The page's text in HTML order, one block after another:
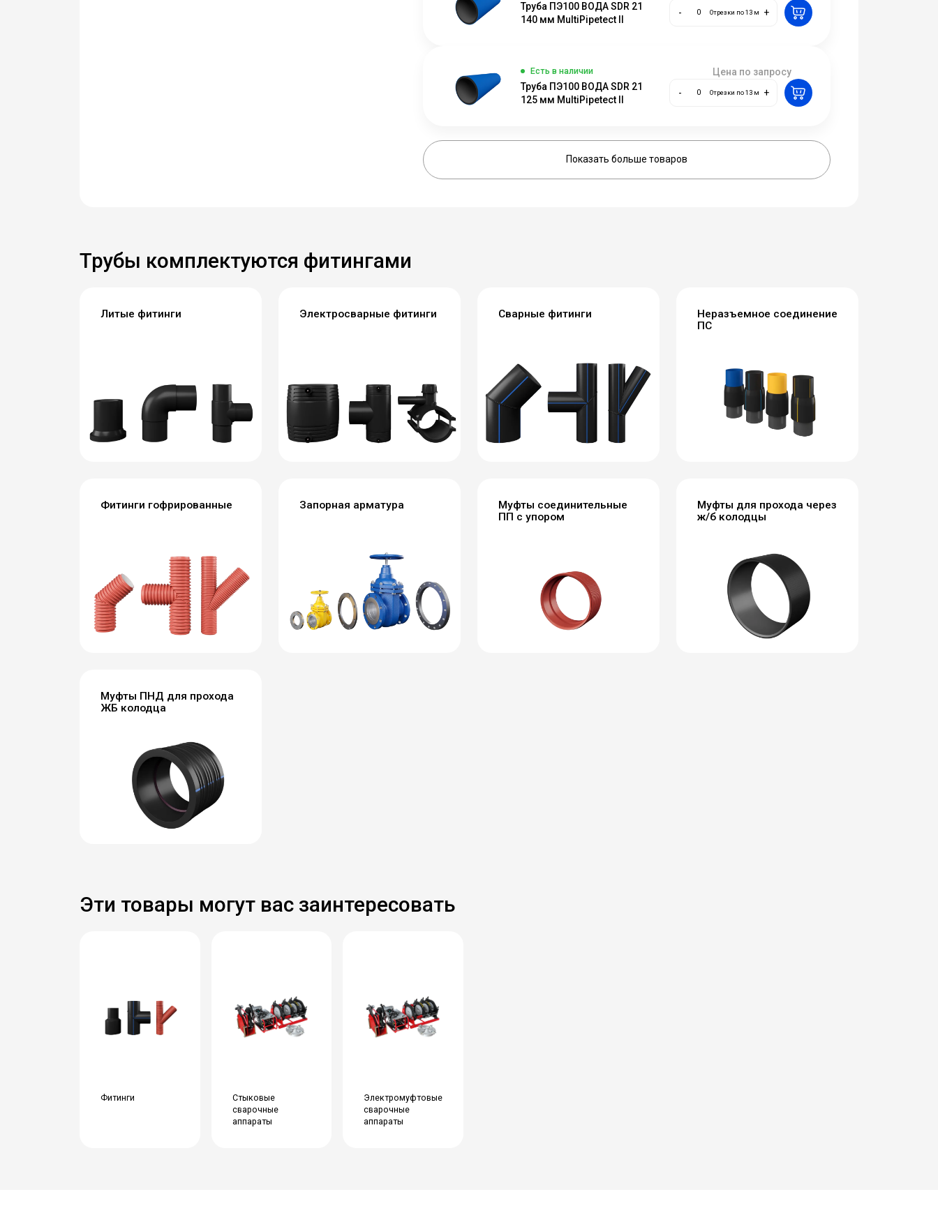
Труба ПЭ100 ВОДА SDR 21
140 мм MultiPipetect II
-
Отрезки по 13 м +
Есть в наличии
Труба ПЭ100 ВОДА SDR 21
125 мм MultiPipetect II
Цена по запросу
-
Отрезки по 13 м +
Показать больше товаров
Трубы комплектуются фитингами
Литые фитинги Электросварные фитинги Сварные фитинги
Неразъемное соединение
ПС
Фитинги гофрированные Запорная арматура
Муфты соединительные
ПП с упором
Муфты для прохода через
ж/б колодцы
Муфты ПНД для прохода
ЖБ колодца
Эти товары могут вас заинтересовать
Фитинги
Стыковые
сварочные
аппараты
Электромуфтовые
сварочные
аппараты